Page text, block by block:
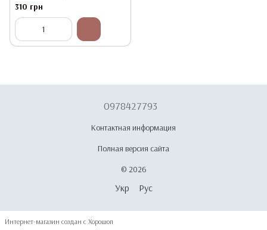
310 грн
0978427793
Контактная информация
Полная версия сайта
© 2026
Укр Рус
Интернет-магазин создан с Хорошоп